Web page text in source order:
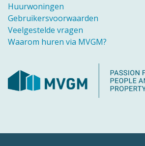
Huurwoningen
Gebruikersvoorwaarden
Veelgestelde vragen
Waarom huren via MVGM?